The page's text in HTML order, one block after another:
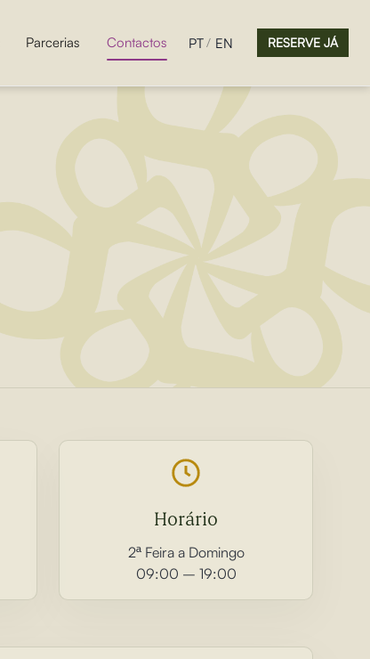
Parcerias Contactos PT EN RESERVE JÁ
Horário
2ª Feira a Domingo
09:00 – 19:00